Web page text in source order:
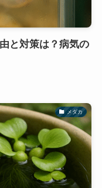
と対策は？病気の
メダカ